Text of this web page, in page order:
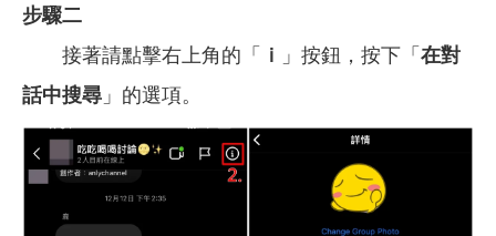
步驟二
接著請點擊右上角的「
ｉ 」按鈕，按下「 在對
話中搜尋 」的選項。